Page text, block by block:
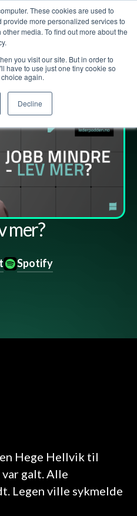
These cookies are used to
more personalized services to
media. To find out more about the
you visit our site. But in order to
have to use just one tiny cookie so
again.
Decline
221 Del
mer?
Spotify
Hege Hellvik til
galt. Alle
Legen ville sykmelde